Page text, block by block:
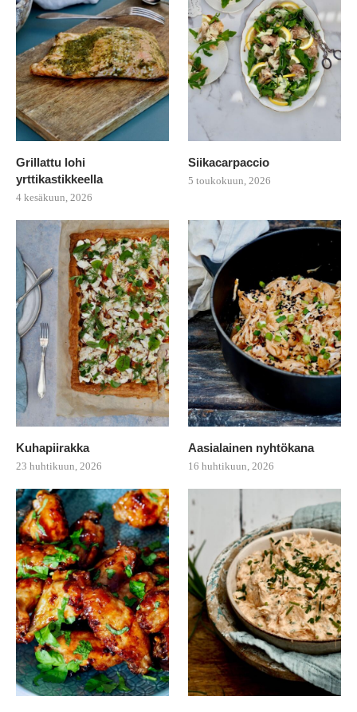
Grillattu lohi
yrttikastikkeella
4 kesäkuun, 2026
Siikacarpaccio
5 toukokuun, 2026
Kuhapiirakka
23 huhtikuun, 2026
Aasialainen nyhtökana
16 huhtikuun, 2026